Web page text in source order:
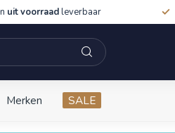
uit voorraadleverbaar
Merken SALE